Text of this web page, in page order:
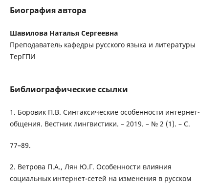
Биография автора
Шавилова Наталья Сергеевна
Преподаватель кафедры руcского языка и литературы
ТерГПИ
Библиографические ссылки
1. Боровик П.В. Синтаксические особенности интернет-
общения. Вестник лингвистики. – 2019. – № 2 (1). – С.
77–89.
2. Ветрова П.А., Лян Ю.Г. Особенности влияния
социальных интернет-сетей на изменения в русском